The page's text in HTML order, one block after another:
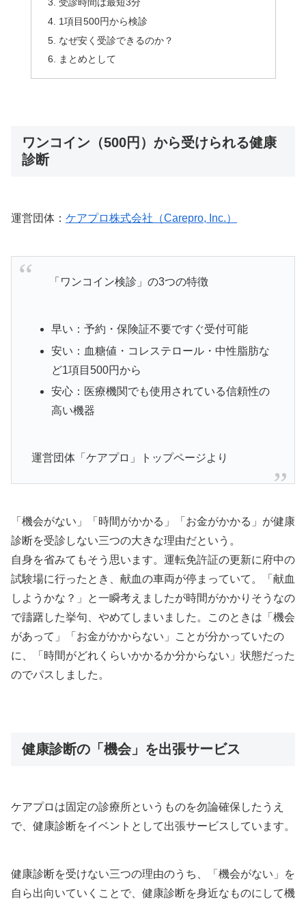
1項目500円から検診
なぜ安く受診できるのか？
まとめとして
ワンコイン（500円）から受けられる健康
診断
運営団体： ケアプロ株式会社（Carepro, Inc.）
「ワンコイン検診」の3つの特徴
早い：予約・保険証不要ですぐ受付可能
安い：血糖値・コレステロール・中性脂肪な
ど1項目500円から
安心：医療機関でも使用されている信頼性の
高い機器
運営団体「ケアプロ」トップページより
「機会がない」「時間がかかる」「お金がかかる」が健康
診断を受診しない三つの大きな理由だという。
自身を省みてもそう思います。運転免許証の更新に府中の
試験場に行ったとき、献血の車両が停まっていて。「献血
しようかな？」と一瞬考えましたが時間がかかりそうなの
で躊躇した挙句、やめてしまいました。このときは「機会
があって」「お金がかからない」ことが分かっていたの
に、「時間がどれくらいかかるか分からない」状態だった
のでパスしました。
健康診断の「機会」を出張サービス
ケアプロは固定の診療所というものを勿論確保したうえ
で、健康診断をイベントとして出張サービスしています。
健康診断を受けない三つの理由のうち、「機会がない」を
自ら出向いていくことで、健康診断を身近なものにして機